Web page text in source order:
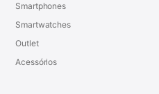
Smartphones
Smartwatches
Outlet
Acessórios